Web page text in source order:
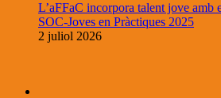
L’aFFaC incorpora talent jove amb
SOC-Joves en Pràctiques 2025
2 juliol 2026